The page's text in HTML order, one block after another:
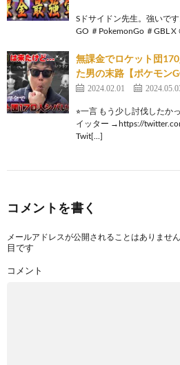
Sドサイドン先生。強いで
GO ＃PokemonGo ＃GBL X
無課金でロケット団
た男の末路【ポケモン
2024.02.01
⭐︎一言 もう少し討伐したか
イッター →https://
Twit[…]
コメントを書く
メールアドレスが公開されることはありません
目です
コメント